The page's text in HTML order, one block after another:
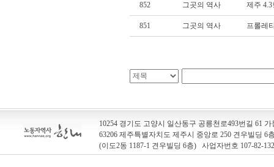
852 그곳의 역사 제주
851 그곳의 역사 프롤레
10254 경기도 고양시 일산동구 공릉천로493번길 61
63206 제주특별자치도 제주시 중앙로 250 견우빌딩 6
(이도2동 1187-1 견우빌딩 6층) 사업자번호 107-82-